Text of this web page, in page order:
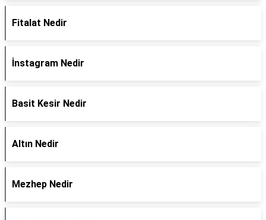
Fitalat Nedir
İnstagram Nedir
Basit Kesir Nedir
Altın Nedir
Mezhep Nedir